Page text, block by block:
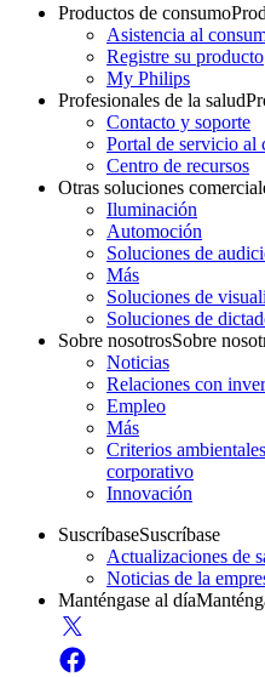
Productos de consumo
Asistencia al
Registre su producto
My Philips
Profesionales de la salud
Contacto y soporte
Portal de servicio al
Centro de recursos
Otras soluciones
Iluminación
Automoción
Soluciones de
Más
Soluciones de
Soluciones de
Sobre nosotrosSobre
Noticias
Relaciones con
Empleo
Más
Criterios
corporativo
Innovación
SuscríbaseSuscríbase
Actualizaciones de
Noticias de la
Manténgase al día